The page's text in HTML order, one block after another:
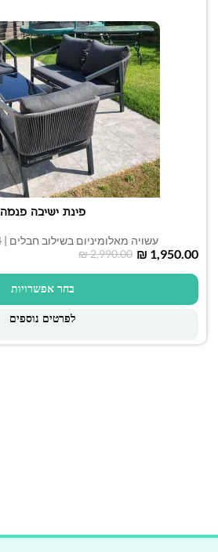
פינת ישיבה פנמה
עשויה מאלומיניום בשילוב חבלים | 4 מקומות ישיבה
₪2,990.00 ₪ 1,950.00
בחר אפשרויות
לפרטים נוספים